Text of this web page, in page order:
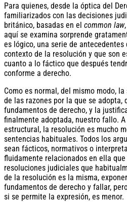
Para quienes, desde la óptica del
familiarizados con las decisiones
británico, basadas en el common law
aquí se examina sorprende
es lógico, una serie de
contexto de la resolución y que son
cuanto a lo fáctico que después
conforme a derecho.
Como es normal, del mismo modo,
de las razones por la que se adopta,
fundamentos de derecho, y la
finalmente adoptada, nuestro fallo.
estructural, la resolución es mucho
sentencias habituales. Todos los
sean fácticos, normativos o
fluidamente relacionados en ella
resoluciones judiciales que
de la resolución es la misma,
fundamentos de derecho y fallar,
si se permite la expresión, es menor.